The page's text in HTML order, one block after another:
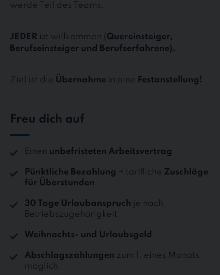
werde Teil des Teams.
JEDER ist willkommen (Quereinsteiger,
Berufseinsteiger und Berufserfahrene).
Ziel ist die Übernahme in eine Festanstellung!
Freu dich auf
Einen unbefristeten Arbeitsvertrag
Pünktliche Bezahlung + tarifliche Zuschläge
für Überstunden
30 Tage Urlaubanspruch je nach
Betriebszugehörigkeit
Weihnachts- und Urlaubsgeld
Abschlagszahlungen zum 1. eines Monats
möglich